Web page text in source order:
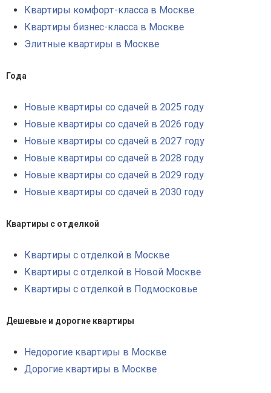
Квартиры комфорт-класса в Москве
Квартиры бизнес-класса в Москве
Элитные квартиры в Москве
Года
Новые квартиры со сдачей в 2025 году
Новые квартиры со сдачей в 2026 году
Новые квартиры со сдачей в 2027 году
Новые квартиры со сдачей в 2028 году
Новые квартиры со сдачей в 2029 году
Новые квартиры со сдачей в 2030 году
Квартиры с отделкой
Квартиры с отделкой в Москве
Квартиры с отделкой в Новой Москве
Квартиры с отделкой в Подмосковье
Дешевые и дорогие квартиры
Недорогие квартиры в Москве
Дорогие квартиры в Москве